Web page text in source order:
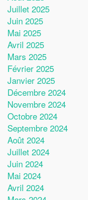
Juillet 2025
Juin 2025
Mai 2025
Avril 2025
Mars 2025
Février 2025
Janvier 2025
Décembre 2024
Novembre 2024
Octobre 2024
Septembre 2024
Août 2024
Juillet 2024
Juin 2024
Mai 2024
Avril 2024